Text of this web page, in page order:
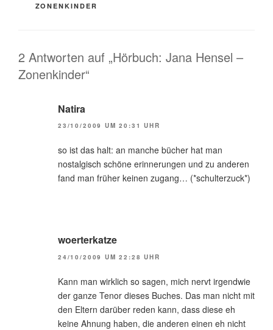
ZONENKINDER
2 Antworten auf „Hörbuch: Jana Hensel –
Zonenkinder“
Natira
23/10/2009 UM 20:31 UHR
so ist das halt: an manche bücher hat man
nostalgisch schöne erinnerungen und zu anderen
fand man früher keinen zugang… (*schulterzuck*)
woerterkatze
24/10/2009 UM 22:28 UHR
Kann man wirklich so sagen, mich nervt irgendwie
der ganze Tenor dieses Buches. Das man nicht mit
den Eltern darüber reden kann, dass diese eh
keine Ahnung haben, die anderen einen eh nicht